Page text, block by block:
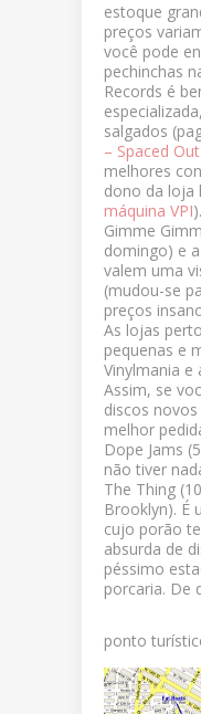
estoque
preços
você pode
pechinchas
Records é
salgados
– Spaced Out
melhores
dono da loja
máquina VPI
Gimme
domingo) e
valem uma
(mudou-se
preços
As lojas
pequenas e
Vinylmania e
Assim, se
discos
melhor
Dope Jams
não tiver
The Thing
Brooklyn). É
cujo porão
absurda de
péssimo
porcaria. De
ponto